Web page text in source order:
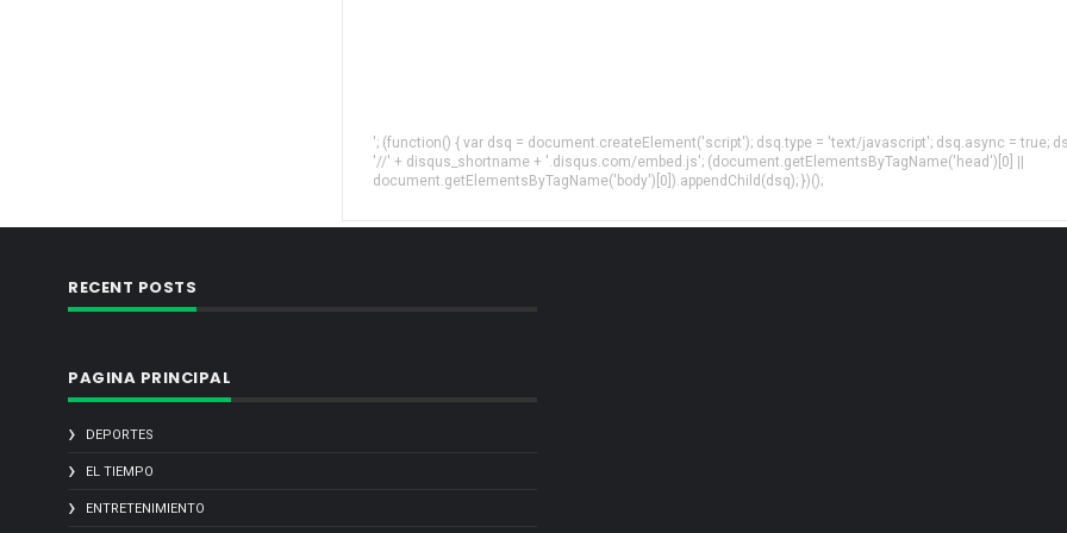
'; (function() { var dsq = document.createElement('script'); dsq.type = 'text/javascript'; dsq.async = true;
'//' + disqus_shortname + '.disqus.com/embed.js'; (document.getElementsByTagName('head')[0] ||
document.getElementsByTagName('body')[0]).appendChild(dsq); })();
RECENT POSTS
PAGINA PRINCIPAL
DEPORTES
EL TIEMPO
ENTRETENIMIENTO